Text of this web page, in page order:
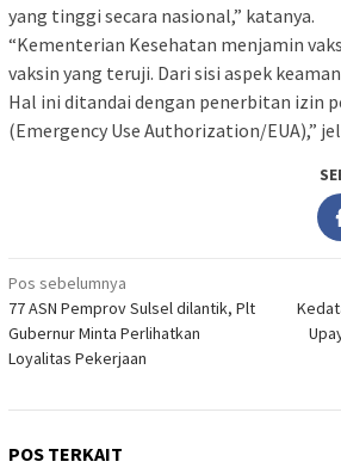
yang tinggi secara nasional,” katanya.
“Kementerian Kesehatan menjamin
vaksin yang teruji. Dari sisi aspek
Hal ini ditandai dengan penerbitan izin
(Emergency Use Authorization/EUA),”
Navigasi
pos
Pos sebelumnya
77 ASN Pemprov Sulsel dilantik, Plt
Gubernur Minta Perlihatkan
Loyalitas Pekerjaan
POS TERKAIT